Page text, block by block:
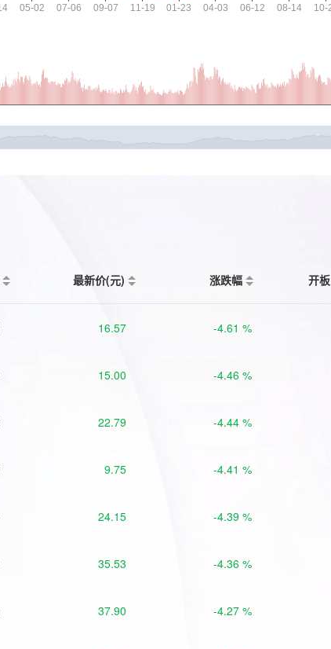
最新价(元) 涨跌幅 开
16.57 -4.61 %
15.00 -4.46 %
22.79 -4.44 %
9.75 -4.41 %
24.15 -4.39 %
35.53 -4.36 %
37.90 -4.27 %